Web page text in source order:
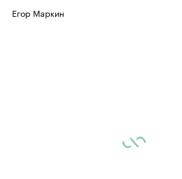
Егор Маркин